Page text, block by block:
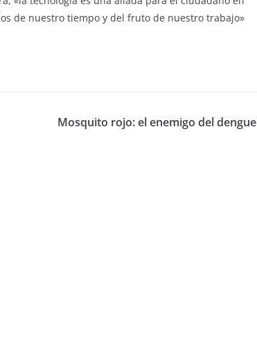
de nuestro tiempo y del fruto de nuestro trabajo»
Mosquito rojo: el enemigo del dengue